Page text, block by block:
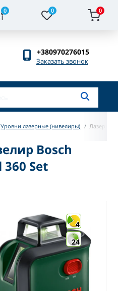
0 0 0
+380970276015
Заказать звонок
Уровни лазерные (нивелиры) Лазерный
Bosch
Set
4
24